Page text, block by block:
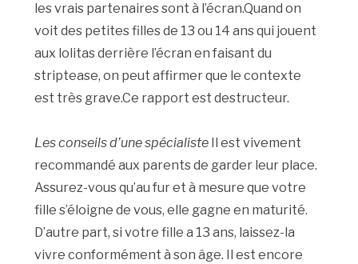
les vrais partenaires sont à l’écran.Quand on
voit des petites filles de 13 ou 14 ans qui jouent
aux lolitas derrière l’écran en faisant du
striptease, on peut affirmer que le contexte
est très grave.Ce rapport est destructeur.
Les conseils d’une spécialiste Il est vivement
recommandé aux parents de garder leur place.
Assurez-vous qu’au fur et à mesure que votre
fille s’éloigne de vous, elle gagne en maturité.
D’autre part, si votre fille a 13 ans, laissez-la
vivre conformément à son âge. Il est encore